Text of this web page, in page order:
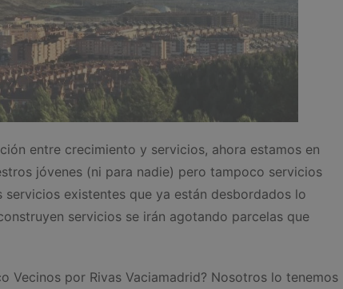
entre crecimiento y servicios, ahora estamos en
jóvenes (ni para nadie) pero tampoco servicios
existentes que ya están desbordados lo
servicios se irán agotando parcelas que
Vecinos por Rivas Vaciamadrid? Nosotros lo tenemos